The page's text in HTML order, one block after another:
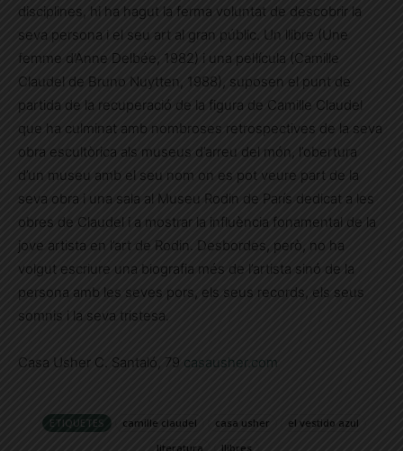
disciplines, hi ha hagut la ferma voluntat de descobrir la
seva persona i el seu art al gran públic. Un llibre (Une
femme d’Anne Delbée, 1982) i una pel·lícula (Camille
Claudel de Bruno Nuytten, 1988), suposen el punt de
partida de la recuperació de la figura de Camille Claudel
que ha culminat amb nombroses retrospectives de la seva
obra escultòrica als museus d’arreu del món, l’obertura
d’un museu amb el seu nom on es pot veure part de la
seva obra i una sala al Museu Rodin de París dedicat a les
obres de Claudel i a mostrar la influència fonamental de la
jove artista en l’art de Rodin. Desbordes, però, no ha
volgut escriure una biografia més de l’artista sinó de la
persona amb les seves pors, els seus records, els seus
somnis i la seva tristesa.
Casa Usher C. Santaló, 79 casausher.com
ETIQUETES camille claudel casa usher
el vestido azul
literatura
llibres